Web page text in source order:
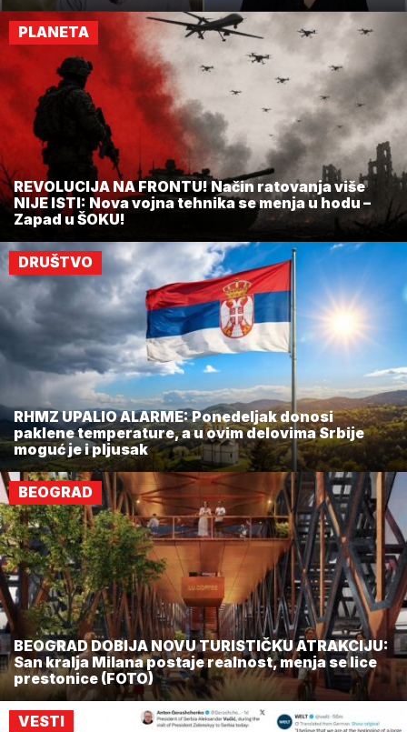
PLANETA
REVOLUCIJA NA FRONTU! Način ratovanja više
NIJE ISTI: Nova vojna tehnika se menja u hodu –
Zapad u ŠOKU!
DRUŠTVO
RHMZ UPALIO ALARME: Ponedeljak donosi
paklene temperature, a u ovim delovima Srbije
moguć je i pljusak
BEOGRAD
BEOGRAD DOBIJA NOVU TURISTIČKU ATRAKCIJU:
San kralja Milana postaje realnost, menja se lice
prestonice (FOTO)
VESTI